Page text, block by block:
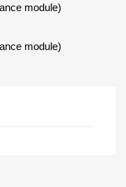
module)
module)